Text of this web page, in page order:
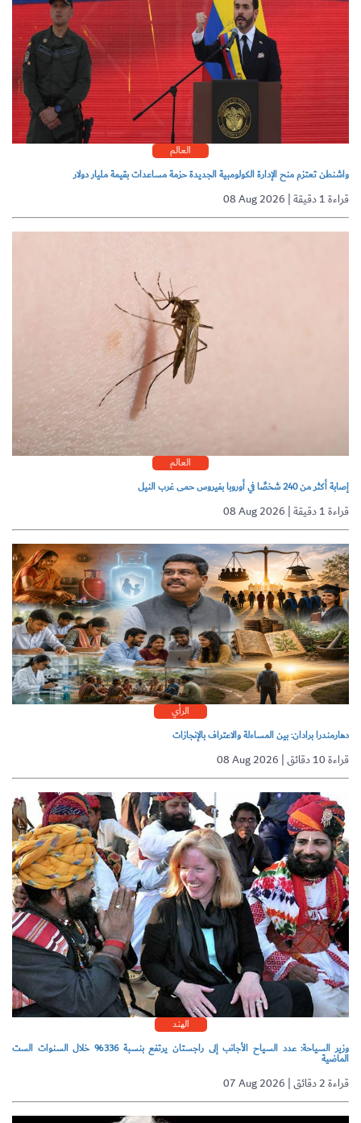
العالم
واشنطن تعتزم منح الإدارة الكولومبية الجديدة حزمة مساعدات بقيمة مليار دولار
08 Aug 2026 | قراءة 1 دقيقة
العالم
إصابة أكثر من 240 شخصًا في أوروبا بفيروس حمى غرب النيل
08 Aug 2026 | قراءة 1 دقيقة
الرأي
دهارمندرا برادان: بين المساءلة والاعتراف بالإنجازات
08 Aug 2026 | قراءة 10 دقائق
الهند
وزير السياحة: عدد السياح الأجانب إلى راجستان يرتفع بنسبة 336% خلال السنوات الست
الماضية
07 Aug 2026 | قراءة 2 دقائق